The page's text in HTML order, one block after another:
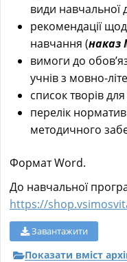
види навчальної
рекомендації
навчання (наказ
вимоги до
учнів з мовно-
список творів
перелік
методичного
Формат Word.
До навчальної
https://
Завантажити
Показати вміст